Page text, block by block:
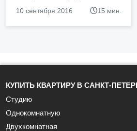
10 сентября 2016 15 мин.
КУПИТЬ КВАРТИРУ В САНКТ-
Студию
Однокомнатную
Двухкомнатная